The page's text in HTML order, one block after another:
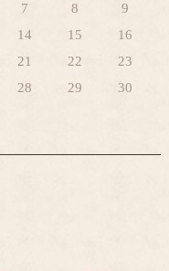
7 8
9
14 15
16
21 22
23
28 29
30